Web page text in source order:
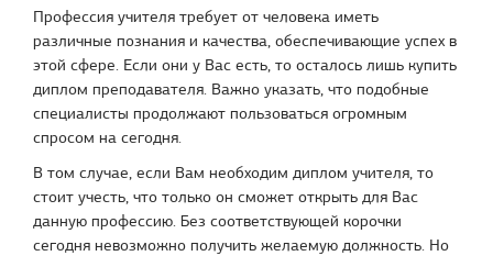
Профессия учителя требует от человека иметь
различные познания и качества, обеспечивающие успех в
этой сфере. Если они у Вас есть, то осталось лишь купить
диплом преподавателя. Важно указать, что подобные
специалисты продолжают пользоваться огромным
спросом на сегодня.
В том случае, если Вам необходим диплом учителя, то
стоит учесть, что только он сможет открыть для Вас
данную профессию. Без соответствующей корочки
сегодня невозможно получить желаемую должность. Но